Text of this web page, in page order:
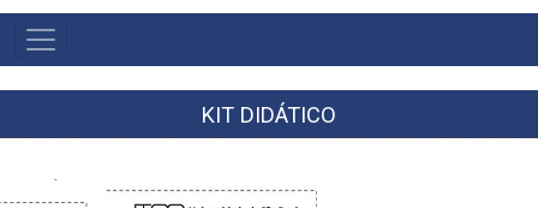
MAIN
NAVIGATION
KIT DIDÁTICO